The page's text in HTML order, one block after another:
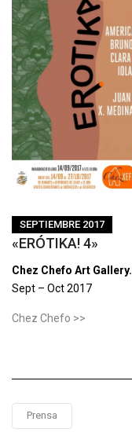
SEPTIEMBRE 2017
«ERÓTIKA! 4»
Chez Chefo Art Gallery.
Sept – Oct 2017
Chez Chefo >>
Prensa